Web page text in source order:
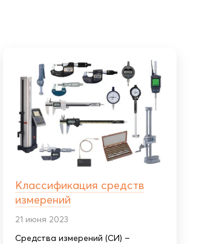
Классификация средств
измерений
21 июня 2023
Средства измерений (СИ) –